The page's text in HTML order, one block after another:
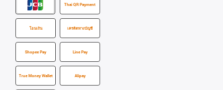
Thai QR Payment
โอนเงิน เครดิตทางบัญชี
Shopee Pay Line Pay
True Money Wallet Alipay